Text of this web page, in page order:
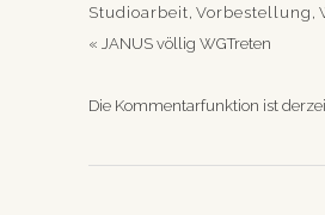
Studioarbeit, Vorbestellung ,
« JANUS völlig WGTreten
Die Kommentarfunktion ist